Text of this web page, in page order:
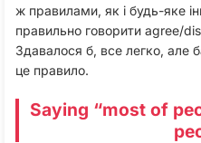
ж правилами, як і будь-яке
правильно говорити agree/
Здавалося б, все легко, але
це правило.
Saying “most of